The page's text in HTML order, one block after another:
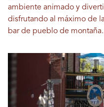
ambiente animado y
disfrutando al máximo de
bar de pueblo de montaña.